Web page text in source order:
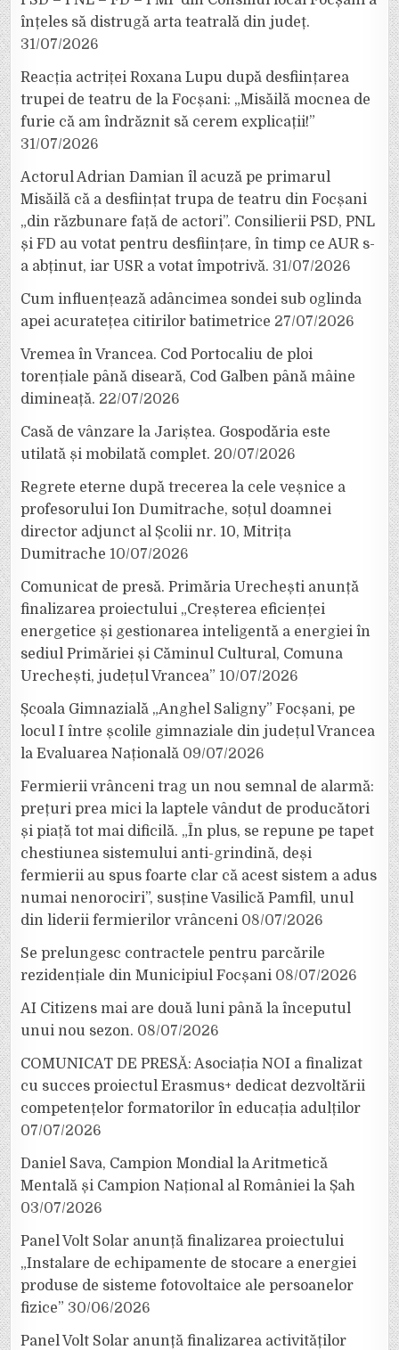
înțeles să distrugă arta teatrală din județ.
31/07/2026
Reacția actriței Roxana Lupu după desființarea
trupei de teatru de la Focșani: „Misăilă mocnea de
furie că am îndrăznit să cerem explicații!”
31/07/2026
Actorul Adrian Damian îl acuză pe primarul
Misăilă că a desființat trupa de teatru din Focșani
„din răzbunare față de actori”. Consilierii PSD, PNL
și FD au votat pentru desființare, în timp ce AUR s-
a abținut, iar USR a votat împotrivă. 31/07/2026
Cum influențează adâncimea sondei sub oglinda
apei acuratețea citirilor batimetrice 27/07/2026
Vremea în Vrancea. Cod Portocaliu de ploi
torențiale până diseară, Cod Galben până mâine
dimineață. 22/07/2026
Casă de vânzare la Jariștea. Gospodăria este
utilată și mobilată complet. 20/07/2026
Regrete eterne după trecerea la cele veșnice a
profesorului Ion Dumitrache, soțul doamnei
director adjunct al Școlii nr. 10, Mitrița
Dumitrache 10/07/2026
Comunicat de presă. Primăria Urechești anunță
finalizarea proiectului „Creșterea eficienței
energetice și gestionarea inteligentă a energiei în
sediul Primăriei și Căminul Cultural, Comuna
Urechești, județul Vrancea” 10/07/2026
Școala Gimnazială „Anghel Saligny” Focșani, pe
locul I între școlile gimnaziale din județul Vrancea
la Evaluarea Națională 09/07/2026
Fermierii vrânceni trag un nou semnal de alarmă:
prețuri prea mici la laptele vândut de producători
și piață tot mai dificilă. „În plus, se repune pe tapet
chestiunea sistemului anti-grindină, deși
fermierii au spus foarte clar că acest sistem a adus
numai nenorociri”, susține Vasilică Pamfil, unul
din liderii fermierilor vrânceni 08/07/2026
Se prelungesc contractele pentru parcările
rezidențiale din Municipiul Focșani 08/07/2026
AI Citizens mai are două luni până la începutul
unui nou sezon. 08/07/2026
COMUNICAT DE PRESĂ: Asociația NOI a finalizat
cu succes proiectul Erasmus+ dedicat dezvoltării
competențelor formatorilor în educația adulților
07/07/2026
Daniel Sava, Campion Mondial la Aritmetică
Mentală și Campion Național al României la Șah
03/07/2026
Panel Volt Solar anunță finalizarea proiectului
„Instalare de echipamente de stocare a energiei
produse de sisteme fotovoltaice ale persoanelor
fizice” 30/06/2026
Panel Volt Solar anunță finalizarea activităților